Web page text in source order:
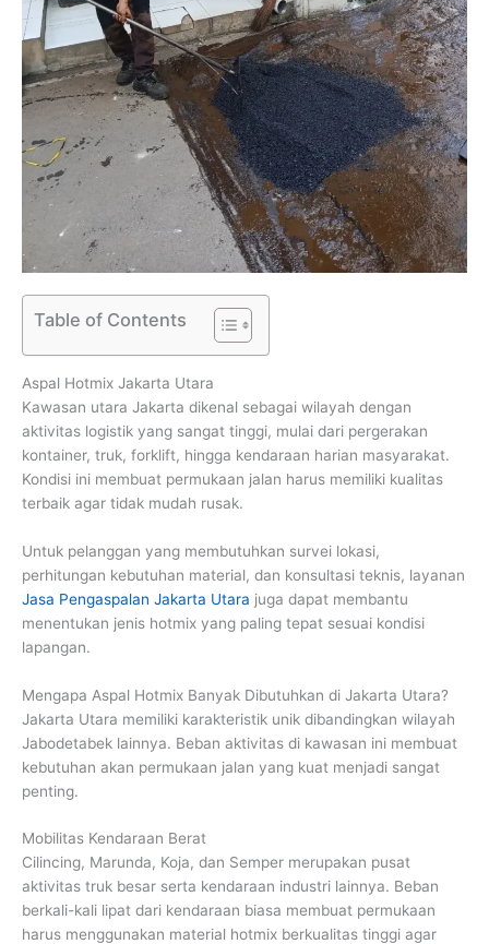
Table of Contents
Aspal Hotmix Jakarta Utara
Kawasan utara Jakarta dikenal sebagai wilayah dengan
aktivitas logistik yang sangat tinggi, mulai dari pergerakan
kontainer, truk, forklift, hingga kendaraan harian masyarakat.
Kondisi ini membuat permukaan jalan harus memiliki kualitas
terbaik agar tidak mudah rusak.
Untuk pelanggan yang membutuhkan survei lokasi,
perhitungan kebutuhan material, dan konsultasi teknis, layanan
Jasa Pengaspalan Jakarta Utara juga dapat membantu
menentukan jenis hotmix yang paling tepat sesuai kondisi
lapangan.
Mengapa Aspal Hotmix Banyak Dibutuhkan di Jakarta Utara?
Jakarta Utara memiliki karakteristik unik dibandingkan wilayah
Jabodetabek lainnya. Beban aktivitas di kawasan ini membuat
kebutuhan akan permukaan jalan yang kuat menjadi sangat
penting.
Mobilitas Kendaraan Berat
Cilincing, Marunda, Koja, dan Semper merupakan pusat
aktivitas truk besar serta kendaraan industri lainnya. Beban
berkali-kali lipat dari kendaraan biasa membuat permukaan
harus menggunakan material hotmix berkualitas tinggi agar